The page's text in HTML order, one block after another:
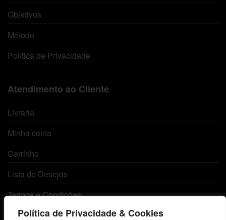
Política de Privacidade & Cookies
Objetivos
Método
Política de Privacidade
Atendimento ao Cliente
Livraria
Minha conta
Carrinho
Lista de Desejos
Termos e Condições